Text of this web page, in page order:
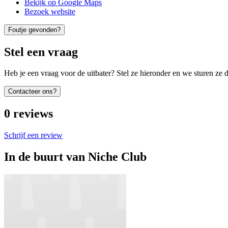
Bekijk op Google Maps
Bezoek website
Foutje gevonden?
Stel een vraag
Heb je een vraag voor de uitbater? Stel ze hieronder en we sturen ze
Contacteer ons?
0 reviews
Schrijf een review
In de buurt van Niche Club